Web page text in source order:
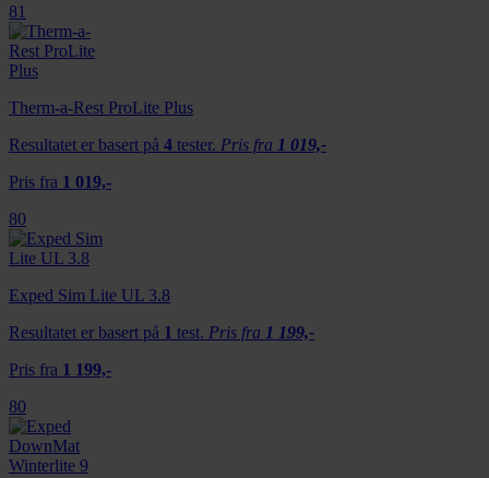
81
Therm-a-Rest ProLite Plus
Resultatet er basert på 4 tester. Pris fra 1 019,-
Pris fra 1 019,-
80
Exped Sim Lite UL 3.8
Resultatet er basert på 1 test. Pris fra 1 199,-
Pris fra 1 199,-
80